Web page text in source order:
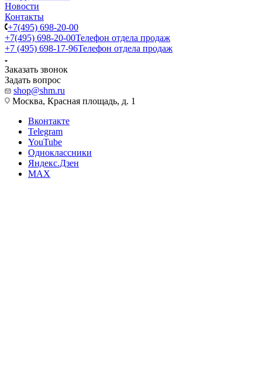
Новости
Контакты
+7(495) 698-20-00
+7(495) 698-20-00Телефон отдела продаж
+7 (495) 698-17-96Телефон отдела продаж
Заказать звонок
Задать вопрос
shop@shm.ru
Москва, Красная площадь, д. 1
Вконтакте
Telegram
YouTube
Одноклассники
Яндекс.Дзен
MAX